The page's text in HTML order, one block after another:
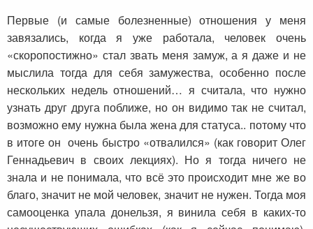
Первые (и самые болезненные) отношения у меня
завязались, когда я уже работала, человек очень
«скоропостижно» стал звать меня замуж, а я даже и не
мыслила тогда для себя замужества, особенно после
нескольких недель отношений… я считала, что нужно
узнать друг друга поближе, но он видимо так не считал,
возможно ему нужна была жена для статуса.. потому что
в итоге он очень быстро «отвалился» (как говорит Олег
Геннадьевич в своих лекциях). Но я тогда ничего не
знала и не понимала, что всё это происходит мне же во
благо, значит не мой человек, значит не нужен. Тогда моя
самооценка упала донельзя, я винила себя в каких-то